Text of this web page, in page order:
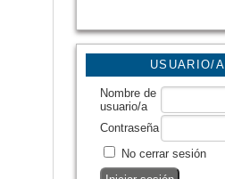
USUARIO/A
Nombre de
usuario/a
Contraseña
No cerrar sesión